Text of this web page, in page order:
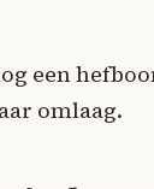
een
omlaag.